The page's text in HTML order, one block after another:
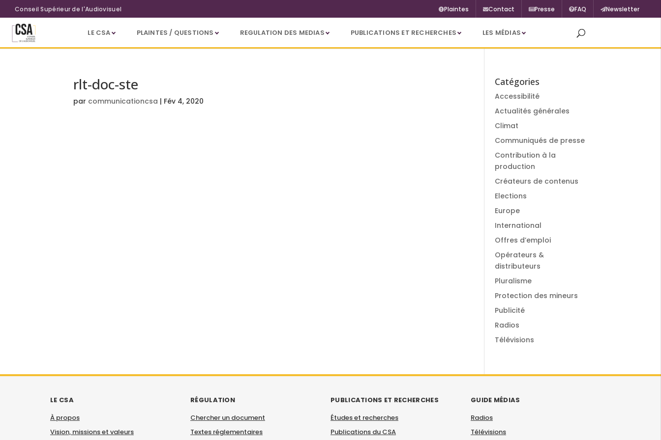
Aller au contenu principal
Conseil Supérieur de l'Audiovisuel Plaintes Contact Presse FAQ Newsletter
LE CSA PLAINTES / QUESTIONS REGULATION DES MEDIAS PUBLICATIONS ET RECHERCHES LES MÉDIAS
rlt-doc-ste
par communicationcsa | Fév 4, 2020
Catégories
Accessibilité
Actualités générales
Climat
Communiqués de presse
Contribution à la
production
Créateurs de contenus
Elections
Europe
International
Offres d’emploi
Opérateurs &
distributeurs
Pluralisme
Protection des mineurs
Publicité
Radios
Télévisions
LE CSA
À propos
Vision, missions et valeurs
RÉGULATION
Chercher un document
Textes réglementaires
PUBLICATIONS ET RECHERCHES
Études et recherches
Publications du CSA
GUIDE MÉDIAS
Radios
Télévisions